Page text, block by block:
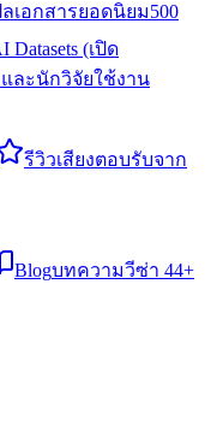
เอกสารยอดนิยม500
Datasets (เปิด
และนักวิจัยใช้งาน
รีวิวเสียงตอบรับจาก
Blogบทความวีซ่า 44+